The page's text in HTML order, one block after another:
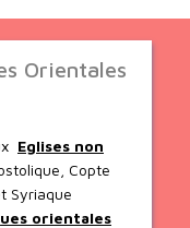
Orientales
Eglises non
Copte
Syriaque
orientales